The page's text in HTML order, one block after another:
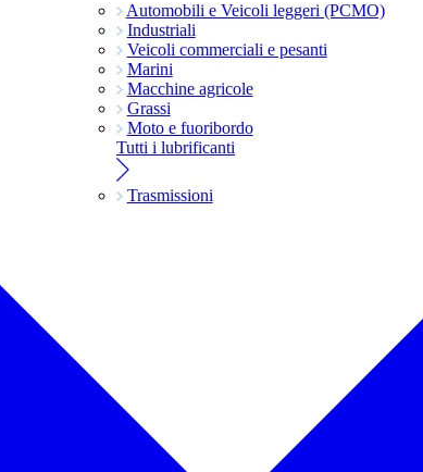
Automobili e Veicoli leggeri (PCMO)
Industriali
Veicoli commerciali e pesanti
Marini
Macchine agricole
Grassi
Moto e fuoribordo
Tutti i lubrificanti
Trasmissioni